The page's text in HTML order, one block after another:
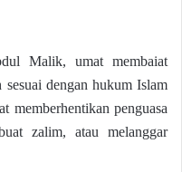
Malik, umat membaiat
sesuai dengan hukum Islam
memberhentikan penguasa
zalim, atau melanggar